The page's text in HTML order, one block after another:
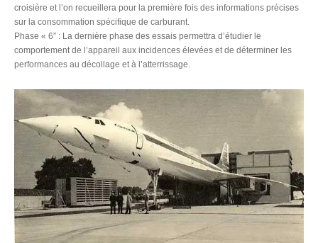
croisière et l’on recueillera pour la première fois des informations précises
sur la consommation spécifique de carburant.
Phase « 6” : La dernière phase des essais permettra d’étudier le
comportement de l’appareil aux incidences élevées et de déterminer les
performances au décollage et à l’atterrissage.